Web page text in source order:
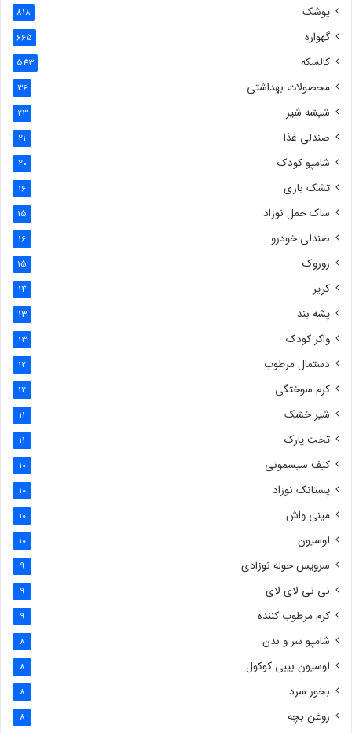
پوشک 818
گهواره 665
کالسکه 543
محصولات بهداشتی 36
شیشه شیر 23
صندلی غذا 21
شامپو کودک 20
تشک بازی 16
ساک حمل نوزاد 15
صندلی خودرو 16
روروک 15
کریر 14
پشه بند 13
واکر کودک 13
دستمال مرطوب 12
کرم سوختگی 12
شیر خشک 11
تخت پارک 11
کیف سیسمونی 10
پستانک نوزاد 10
مینی واش 10
لوسیون 10
سرویس حوله نوزادی 9
نی نی لای لای 9
کرم مرطوب کننده 9
شامپو سر و بدن 8
لوسیون بیبی کوکول 8
بخور سرد 8
روغن بچه 8